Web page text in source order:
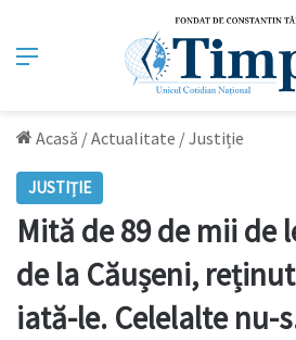
Meniu
Acasă /Actualitate /Justiție
JUSTIȚIE
Mită de 89 de mii de
de la Căușeni,
iată-le. Celelalte nu-